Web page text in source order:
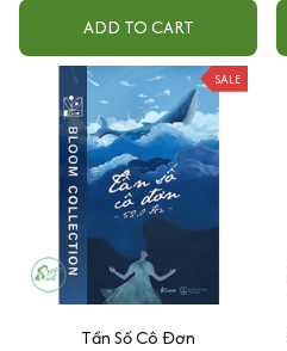
ADD TO CART
SALE
Tần Số Cô Đơn